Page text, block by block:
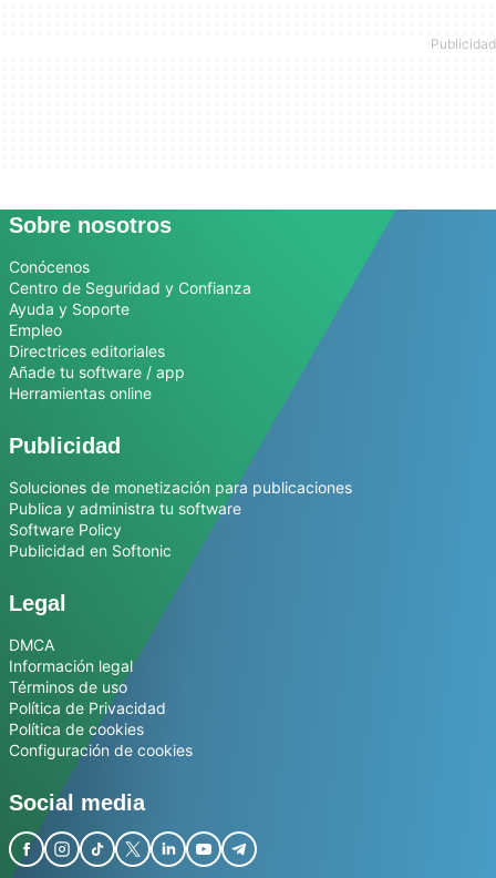
Sobre nosotros
Conócenos
Centro de Seguridad y Confianza
Ayuda y Soporte
Empleo
Directrices editoriales
Añade tu software / app
Herramientas online
Publicidad
Soluciones de monetización para publicaciones
Publica y administra tu software
Software Policy
Publicidad en Softonic
Legal
DMCA
Información legal
Términos de uso
Política de Privacidad
Política de cookies
Configuración de cookies
Social media